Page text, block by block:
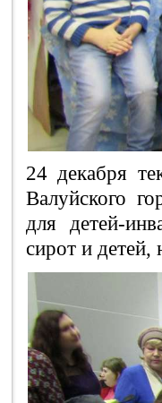
24 декабря
Валуйского
для детей-
сирот и детей,